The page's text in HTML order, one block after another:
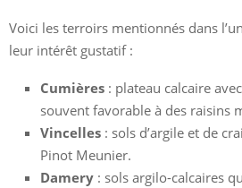
Voici les terroirs mentionnés dans
leur intérêt gustatif :
Cumières : plateau calcaire
souvent favorable à des raisins
Vincelles : sols d’argile et de
Pinot Meunier.
Damery : sols argilo-calcaires